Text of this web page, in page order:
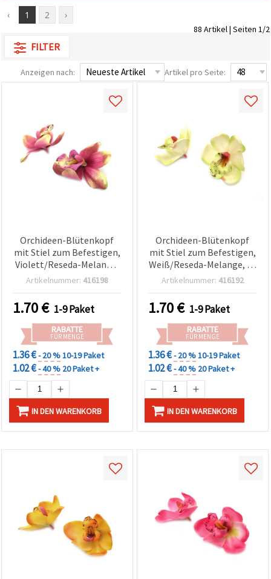
Datenverkehr
analysieren
sowie
Inhalte und
Analyse
Marketing.
Einstellungen
individuell
festlegen.
jederzeit
widerrufen.
Impressum
Datenschutzerklärung
Cookie-
Richtlinie
Alle
akzeptieren
‹ 1 2 ›
88 Artikel | Seiten 1/2
FILTER
Anzeigen nach: Artikel pro Seite:
Orchideen-Blütenkopf
mit Stiel zum Befestigen,
Violett/Reseda-Melange,
70 mm – 5 Stück, für
Artikelnummer: 416198
1.70€ 1-9 Paket
RABATTE
FÜR MENGE
1.36 €- 20 %10-19 Paket
1.02 €- 40 % 20 Paket +
IN DEN WARENKORB
Orchideen-Blütenkopf
mit Stiel zum Befestigen,
Weiß/Reseda-Melange, 70
mm – 5 Stück (für Basteln
Artikelnummer: 416192
1.70€ 1-9 Paket
RABATTE
FÜR MENGE
1.36 €- 20 %10-19 Paket
1.02 €- 40 % 20 Paket +
IN DEN WARENKORB